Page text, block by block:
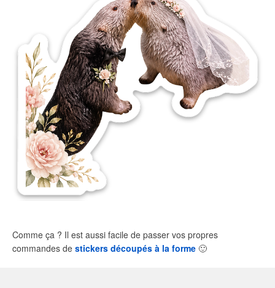
Comme ça ? Il est aussi facile de passer vos propres
commandes de stickers découpés à la forme 🙂